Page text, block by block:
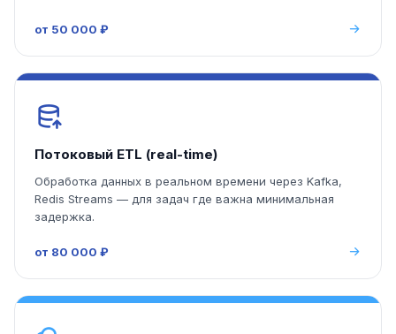
от 50 000 ₽
Потоковый ETL (real-time)
Обработка данных в реальном времени через Kafka,
Redis Streams — для задач где важна минимальная
задержка.
от 80 000 ₽